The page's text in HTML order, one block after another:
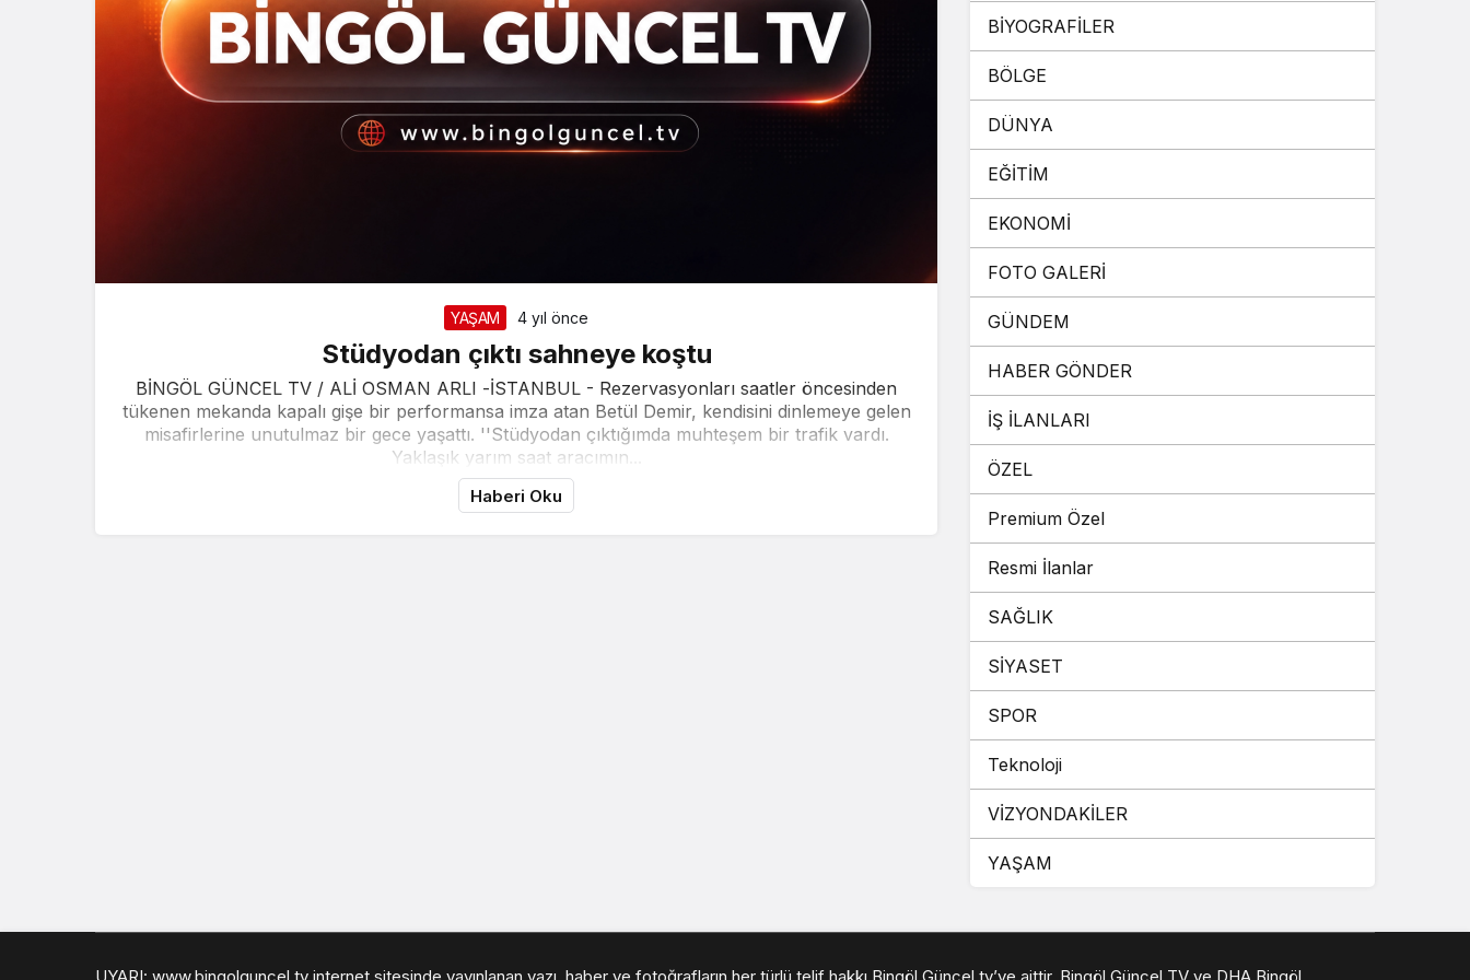
Sistem Modu
Sistem modunu seçin.
YAŞAM 4 yıl önce
Stüdyodan çıktı sahneye koştu
BİNGÖL GÜNCEL TV / ALİ OSMAN ARLI -İSTANBUL - Rezervasyonları saatler öncesinden
tükenen mekanda kapalı gişe bir performansa imza atan Betül Demir, kendisini dinlemeye gelen
misafirlerine unutulmaz bir gece yaşattı. ''Stüdyodan çıktığımda muhteşem bir trafik vardı.
Yaklaşık yarım saat aracımın...
Haberi Oku
BİYOGRAFİLER
BÖLGE
DÜNYA
EĞİTİM
EKONOMİ
FOTO GALERİ
GÜNDEM
HABER GÖNDER
İŞ İLANLARI
ÖZEL
Premium Özel
Resmi İlanlar
SAĞLIK
SİYASET
SPOR
Teknoloji
VİZYONDAKİLER
YAŞAM
Takip Et
Facebook
Youtube Instagram